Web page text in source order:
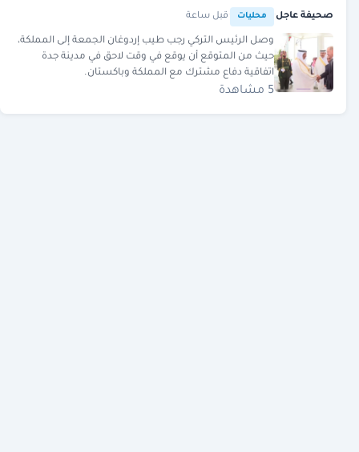
صحيفة عاجل محليات قبل ساعة
وصل الرئيس التركي رجب طيب إردوغان الجمعة إلى المملكة،
حيث من المتوقع أن يوقع في وقت لاحق في مدينة جدة
اتفاقية دفاع مشترك مع المملكة وباكستان.
5 مشاهدة